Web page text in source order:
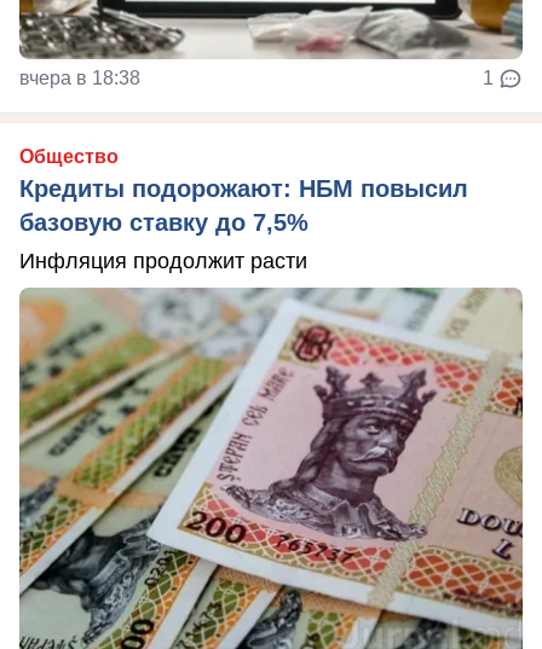
вчера в 18:38 1
Общество
Кредиты подорожают: НБМ повысил
базовую ставку до 7,5%
Инфляция продолжит расти